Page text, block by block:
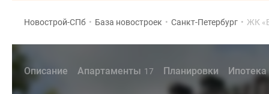
Новострой-СПб • База новостроек • Санкт-Петербург • ЖК
Описание Апартаменты 17 Планировки Ипотека